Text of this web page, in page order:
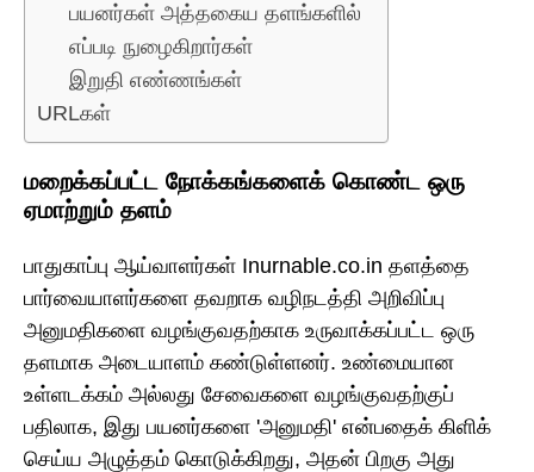
பயனர்கள் அத்தகைய தளங்களில்
எப்படி நுழைகிறார்கள்
இறுதி எண்ணங்கள்
URLகள்
மறைக்கப்பட்ட நோக்கங்களைக் கொண்ட ஒரு
ஏமாற்றும் தளம்
பாதுகாப்பு ஆய்வாளர்கள் Inurnable.co.in தளத்தை
பார்வையாளர்களை தவறாக வழிநடத்தி அறிவிப்பு
அனுமதிகளை வழங்குவதற்காக உருவாக்கப்பட்ட ஒரு
தளமாக அடையாளம் கண்டுள்ளனர். உண்மையான
உள்ளடக்கம் அல்லது சேவைகளை வழங்குவதற்குப்
பதிலாக, இது பயனர்களை 'அனுமதி' என்பதைக் கிளிக்
செய்ய அழுத்தம் கொடுக்கிறது, அதன் பிறகு அது